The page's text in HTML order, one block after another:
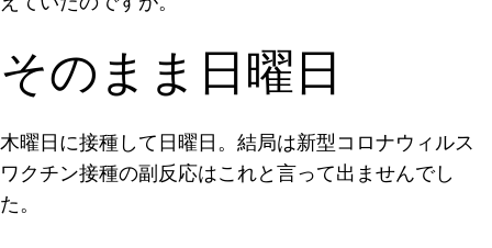
そのまま日曜日
木曜日に接種して日曜日。結局は新型コロナウィルス
ワクチン接種の副反応はこれと言って出ませんでし
た。